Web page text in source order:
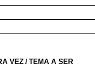
VEZ / TEMA A SER